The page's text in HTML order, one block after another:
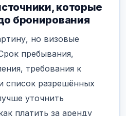
которые
бронирования
но визовые
пребывания,
требования к
список разрешённых
уточнить
платить за аренду